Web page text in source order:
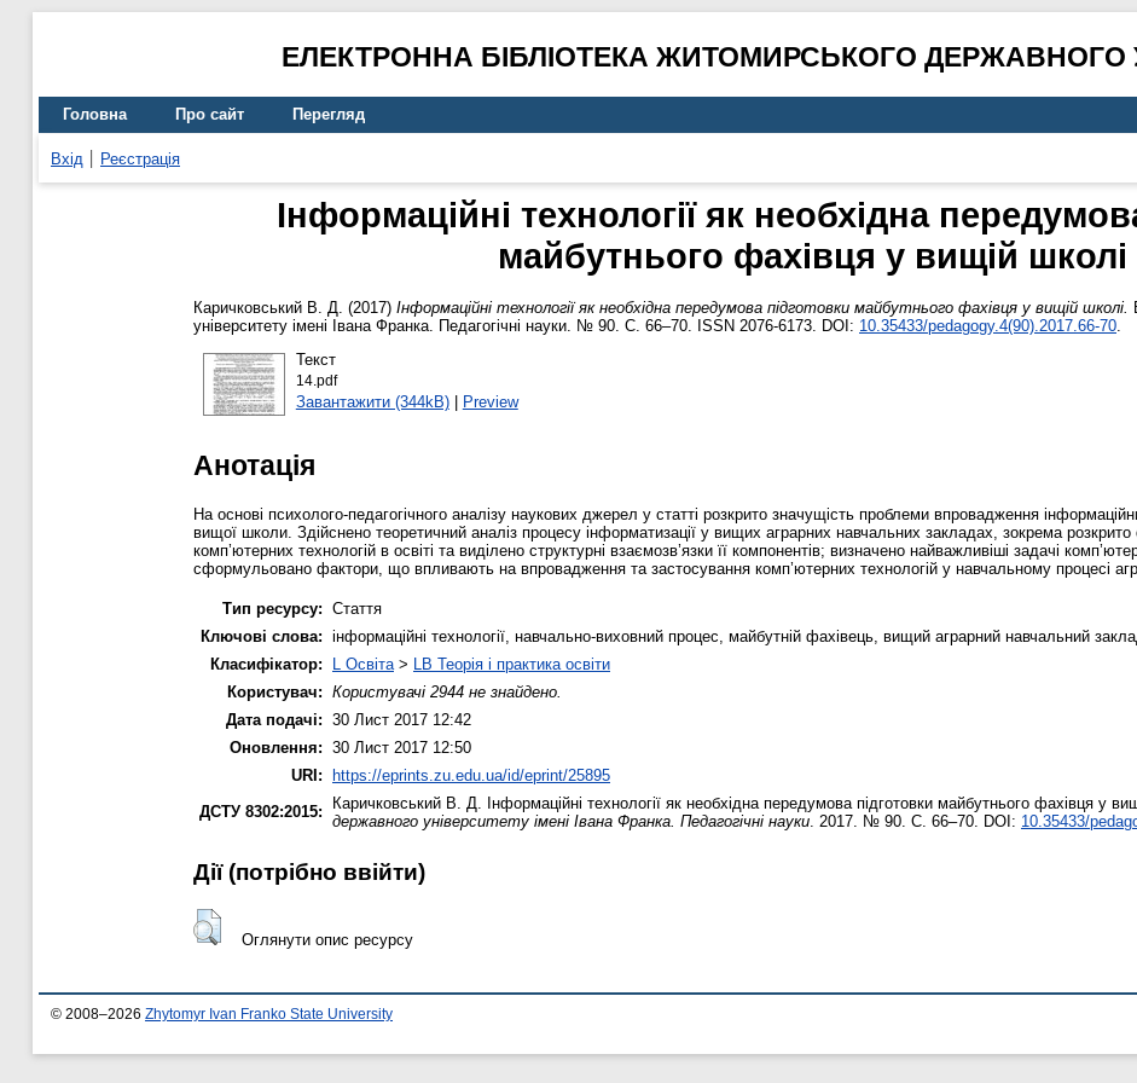
ЕЛЕКТРОННА БІБЛІОТЕКА ЖИТОМИРСЬКОГО ДЕРЖАВНОГО
Головна Про сайт Перегляд
Вхід Реєстрація
Інформаційні технології як необхідна
майбутнього фахівця у вищій школі
Каричковський В. Д. (2017) Інформаційні технології як необхідна передумова підготовки майбутнього фахівця у вищій школі.
університету імені Івана Франка. Педагогічні науки. № 90. С. 66–70. ISSN 2076-6173. DOI: 10.35433/pedagogy.4(90).2017.66-70.
Текст
14.pdf
Завантажити (344kB)| Preview
Анотація
На основі психолого-педагогічного аналізу наукових джерел у статті розкрито значущість проблеми впровадження
вищої школи. Здійснено теоретичний аналіз процесу інформатизації у вищих аграрних навчальних закладах, зокрема
комп’ютерних технологій в освіті та виділено структурні взаємозв’язки її компонентів; визначено найважливіші задачі
сформульовано фактори, що впливають на впровадження та застосування комп’ютерних технологій у навчальному процесі
Тип ресурсу: Стаття
Ключові слова: інформаційні технології, навчально-виховний процес, майбутній фахівець, вищий аграрний навчальний
Класифікатор:
L Освіта > LB Теорія і практика освіти
Користувач: Користувачі 2944 не знайдено.
Дата подачі: 30 Лист 2017 12:42
Оновлення: 30 Лист 2017 12:50
URI: https://eprints.zu.edu.ua/id/eprint/25895
ДСТУ 8302:2015:
Каричковський В. Д. Інформаційні технології як необхідна передумова підготовки майбутнього фахівця у
державного університету імені Івана Франка. Педагогічні науки . 2017. № 90. С. 66–70. DOI: 10.35433/
Дії ​​(потрібно ввійти)
Оглянути опис ресурсу
© 2008–2026 Zhytomyr Ivan Franko State University